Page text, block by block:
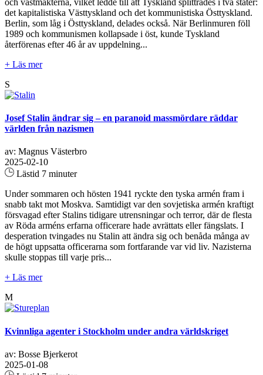
och västmakterna, vilket ledde till att Tyskland splittrades i två stater:
det kapitalistiska Västtyskland och det kommunistiska Östtyskland.
Berlin, som låg i Östtyskland, delades också. När Berlinmuren föll
1989 och kommunismen kollapsade i öst, kunde Tyskland
återförenas efter 46 år av uppdelning...
+ Läs mer
S
Josef Stalin ändrar sig – en paranoid massmördare räddar
världen från nazismen
av: Magnus Västerbro
2025-02-10
Lästid 7 minuter
Under sommaren och hösten 1941 ryckte den tyska armén fram i
snabb takt mot Moskva. Samtidigt var den sovjetiska armén kraftigt
försvagad efter Stalins tidigare utrensningar och terror, där de flesta
av Röda arméns erfarna officerare hade avrättats eller fängslats. I
desperation tvingades nu Stalin att ändra sig och benåda många av
de högt uppsatta officerarna som fortfarande var vid liv. Nazisterna
skulle stoppas till varje pris...
+ Läs mer
M
Kvinnliga agenter i Stockholm under andra världskriget
av: Bosse Bjerkerot
2025-01-08